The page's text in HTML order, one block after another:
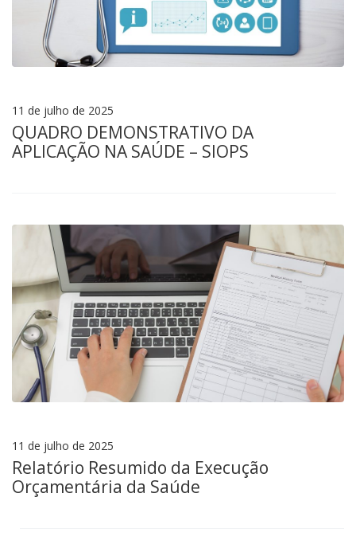
11 de julho de 2025
QUADRO DEMONSTRATIVO DA
APLICAÇÃO NA SAÚDE – SIOPS
11 de julho de 2025
Relatório Resumido da Execução
Orçamentária da Saúde